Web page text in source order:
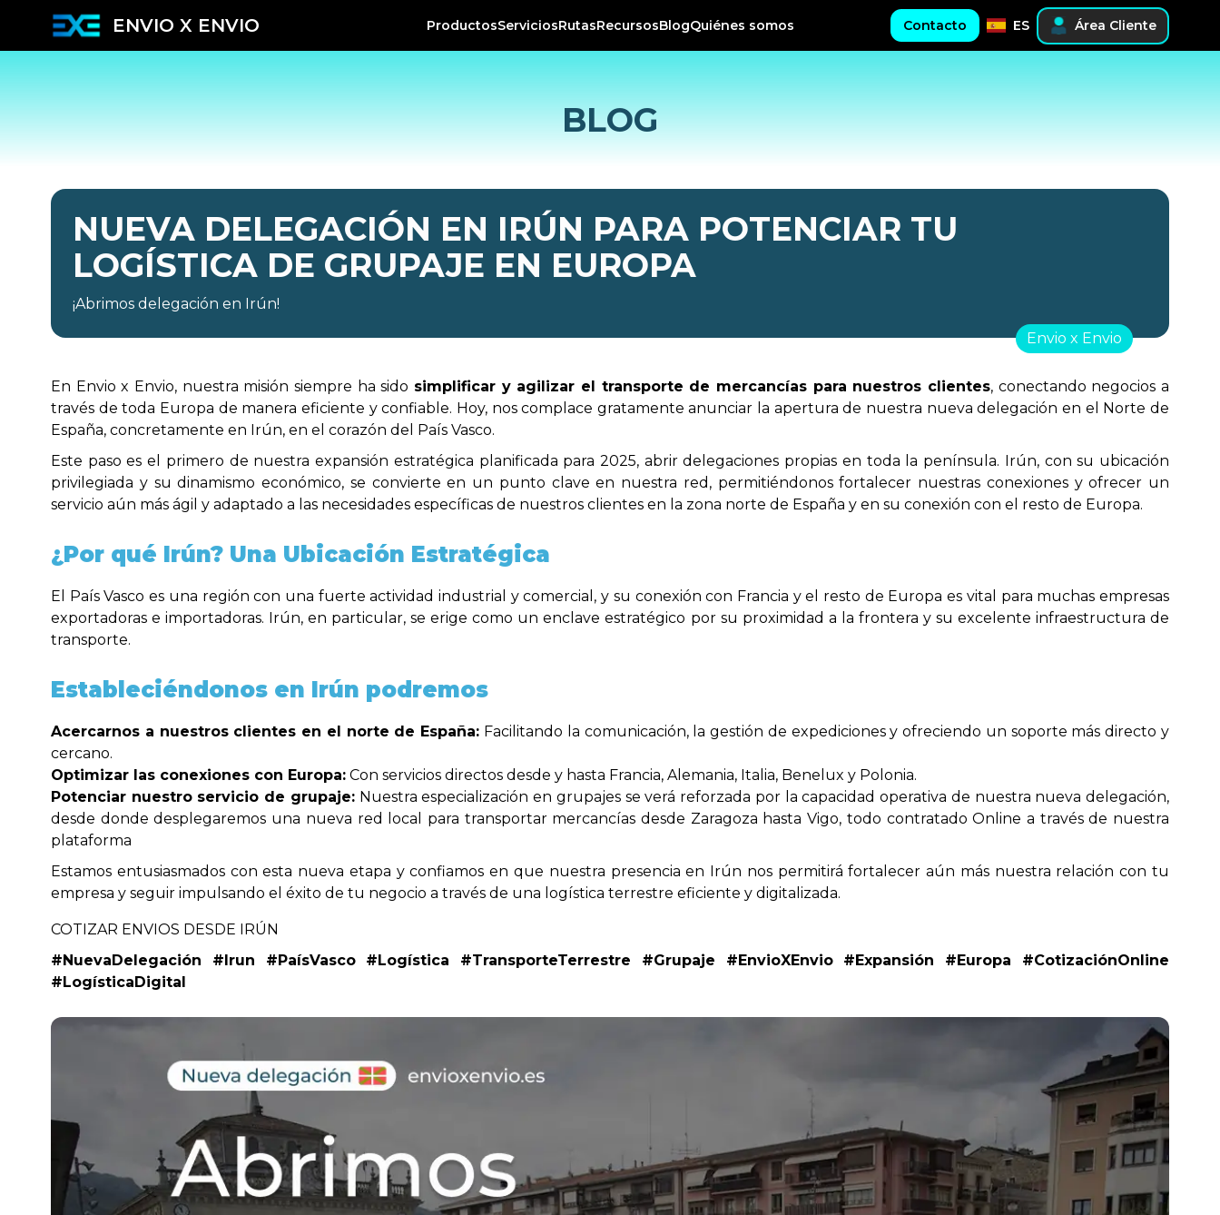
ENVIO X ENVIO ProductosServiciosRutasRecursosBlogQuiénes somos Contacto ES Área Cliente
BLOG
NUEVA DELEGACIÓN EN IRÚN PARA POTENCIAR TU
LOGÍSTICA DE GRUPAJE EN EUROPA
¡Abrimos delegación en Irún!
Envio x Envio
En Envio x Envio, nuestra misión siempre ha sido simplificar y agilizar el transporte de mercancías para nuestros clientes, conectando negocios a
través de toda Europa de manera eficiente y confiable. Hoy, nos complace gratamente anunciar la apertura de nuestra nueva delegación en el Norte de
España, concretamente en Irún, en el corazón del País Vasco.
Este paso es el primero de nuestra expansión estratégica planificada para 2025, abrir delegaciones propias en toda la península. Irún, con su ubicación
privilegiada y su dinamismo económico, se convierte en un punto clave en nuestra red, permitiéndonos fortalecer nuestras conexiones y ofrecer un
servicio aún más ágil y adaptado a las necesidades específicas de nuestros clientes en la zona norte de España y en su conexión con el resto de Europa.
¿Por qué Irún? Una Ubicación Estratégica
El País Vasco es una región con una fuerte actividad industrial y comercial, y su conexión con Francia y el resto de Europa es vital para muchas empresas
exportadoras e importadoras. Irún, en particular, se erige como un enclave estratégico por su proximidad a la frontera y su excelente infraestructura de
transporte.
Estableciéndonos en Irún podremos
Acercarnos a nuestros clientes en el norte de España: Facilitando la comunicación, la gestión de expediciones y ofreciendo un soporte más directo y
cercano.
Optimizar las conexiones con Europa: Con servicios directos desde y hasta Francia, Alemania, Italia, Benelux y Polonia.
Potenciar nuestro servicio de grupaje:Nuestra especialización en grupajes se verá reforzada por la capacidad operativa de nuestra nueva delegación,
desde donde desplegaremos una nueva red local para transportar mercancías desde Zaragoza hasta Vigo, todo contratado Online a través de nuestra
plataforma
Estamos entusiasmados con esta nueva etapa y confiamos en que nuestra presencia en Irún nos permitirá fortalecer aún más nuestra relación con tu
empresa y seguir impulsando el éxito de tu negocio a través de una logística terrestre eficiente y digitalizada.
COTIZAR ENVIOS DESDE IRÚN
#NuevaDelegación #Irun #PaísVasco #Logística #TransporteTerrestre #Grupaje #EnvioXEnvio #Expansión #Europa #CotizaciónOnline
#LogísticaDigital